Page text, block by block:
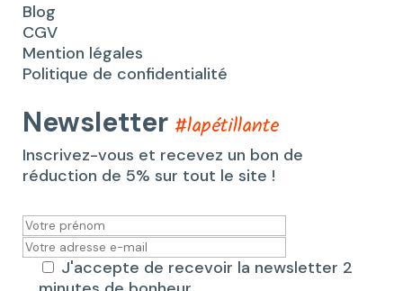
Blog
CGV
Mention légales
Politique de confidentialité
Newsletter #lapétillante
Inscrivez-vous et recevez un bon de
réduction de 5% sur tout le site !
J'accepte de recevoir la newsletter 2